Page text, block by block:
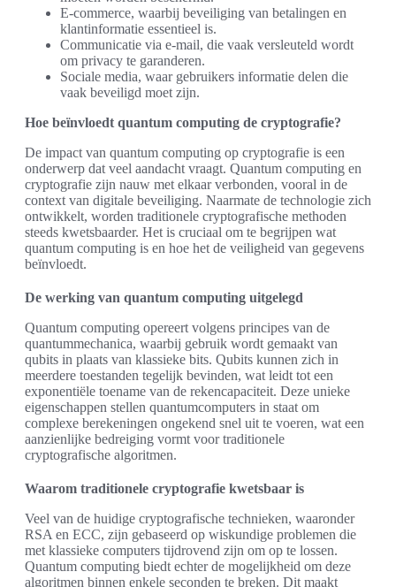
E-commerce, waarbij beveiliging van betalingen en
klantinformatie essentieel is.
Communicatie via e-mail, die vaak versleuteld wordt
om privacy te garanderen.
Sociale media, waar gebruikers informatie delen die
vaak beveiligd moet zijn.
Hoe beïnvloedt quantum computing de cryptografie?
De impact van quantum computing op cryptografie is een
onderwerp dat veel aandacht vraagt. Quantum computing en
cryptografie zijn nauw met elkaar verbonden, vooral in de
context van digitale beveiliging. Naarmate de technologie zich
ontwikkelt, worden traditionele cryptografische methoden
steeds kwetsbaarder. Het is cruciaal om te begrijpen wat
quantum computing is en hoe het de veiligheid van gegevens
beïnvloedt.
De werking van quantum computing uitgelegd
Quantum computing opereert volgens principes van de
quantummechanica, waarbij gebruik wordt gemaakt van
qubits in plaats van klassieke bits. Qubits kunnen zich in
meerdere toestanden tegelijk bevinden, wat leidt tot een
exponentiële toename van de rekencapaciteit. Deze unieke
eigenschappen stellen quantumcomputers in staat om
complexe berekeningen ongekend snel uit te voeren, wat een
aanzienlijke bedreiging vormt voor traditionele
cryptografische algoritmen.
Waarom traditionele cryptografie kwetsbaar is
Veel van de huidige cryptografische technieken, waaronder
RSA en ECC, zijn gebaseerd op wiskundige problemen die
met klassieke computers tijdrovend zijn om op te lossen.
Quantum computing biedt echter de mogelijkheid om deze
algoritmen binnen enkele seconden te breken. Dit maakt